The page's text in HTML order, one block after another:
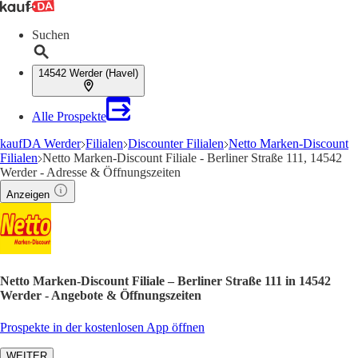
Suchen
14542 Werder (Havel)
Alle Prospekte
kaufDA Werder Filialen Discounter Filialen Netto Marken-Discount
Filialen Netto Marken-Discount Filiale - Berliner Straße 111, 14542
Werder - Adresse & Öffnungszeiten
Anzeigen
Netto Marken-Discount Filiale – Berliner Straße 111 in 14542
Werder - Angebote & Öffnungszeiten
Prospekte in der kostenlosen App öffnen